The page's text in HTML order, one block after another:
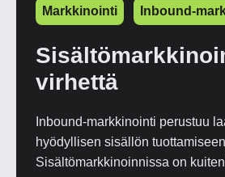
Markkinointi Inbound-
virhettä
Inbound-markkinointi perustuu
hyödyllisen sisällön
Sisältömarkkinoinnissa on